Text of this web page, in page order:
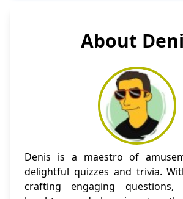
About
Denis is a maestro of
delightful quizzes and trivia.
crafting engaging questions,